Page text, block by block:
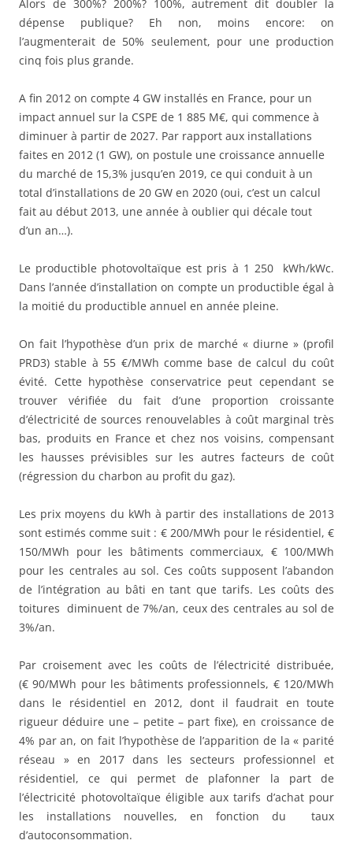
Alors de 300%? 200%? 100%, autrement dit doubler la
dépense publique? Eh non, moins encore: on
l’augmenterait de 50% seulement, pour une production
cinq fois plus grande.
A fin 2012 on compte 4 GW installés en France, pour un
impact annuel sur la CSPE de 1 885 M€, qui commence à
diminuer à partir de 2027. Par rapport aux installations
faites en 2012 (1 GW), on postule une croissance annuelle
du marché de 15,3% jusqu’en 2019, ce qui conduit à un
total d’installations de 20 GW en 2020 (oui, c’est un calcul
fait au début 2013, une année à oublier qui décale tout
d’un an…).
Le productible photovoltaïque est pris à 1 250 kWh/kWc.
Dans l’année d’installation on compte un productible égal à
la moitié du productible annuel en année pleine.
On fait l’hypothèse d’un prix de marché « diurne » (profil
PRD3) stable à 55 €/MWh comme base de calcul du coût
évité. Cette hypothèse conservatrice peut cependant se
trouver vérifiée du fait d’une proportion croissante
d’électricité de sources renouvelables à coût marginal très
bas, produits en France et chez nos voisins, compensant
les hausses prévisibles sur les autres facteurs de coût
(régression du charbon au profit du gaz).
Les prix moyens du kWh à partir des installations de 2013
sont estimés comme suit : € 200/MWh pour le résidentiel, €
150/MWh pour les bâtiments commerciaux, € 100/MWh
pour les centrales au sol. Ces coûts supposent l’abandon
de l’intégration au bâti en tant que tarifs. Les coûts des
toitures diminuent de 7%/an, ceux des centrales au sol de
3%/an.
Par croisement avec les coûts de l’électricité distribuée,
(€ 90/MWh pour les bâtiments professionnels, € 120/MWh
dans le résidentiel en 2012, dont il faudrait en toute
rigueur déduire une – petite – part fixe), en croissance de
4% par an, on fait l’hypothèse de l’apparition de la « parité
réseau » en 2017 dans les secteurs professionnel et
résidentiel, ce qui permet de plafonner la part de
l’électricité photovoltaïque éligible aux tarifs d’achat pour
les installations nouvelles, en fonction du taux
d’autoconsommation.